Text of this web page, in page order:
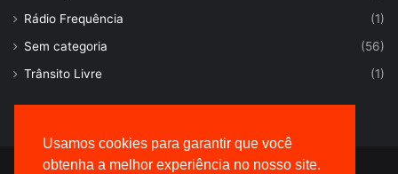
Usamos cookies para garantir que você
obtenha a melhor experiência no nosso site.
Rádio Frequência
(1)
Sem categoria
(56)
Trânsito Livre
(1)